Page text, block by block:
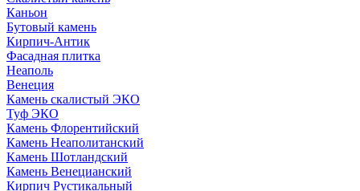
Каньон
Бутовый камень
Кирпич-Антик
Фасадная плитка
Неаполь
Венеция
Камень скалистый ЭКО
Туф ЭКО
Камень Флорентийский
Камень Неаполитанский
Камень Шотландский
Камень Венецианский
Кирпич Рустикальный